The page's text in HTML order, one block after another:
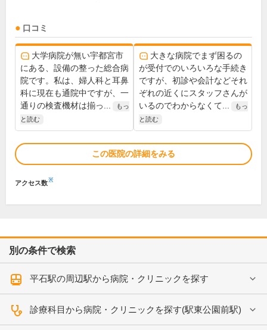
口コミ
大学病院が無い宇都宮市
にある、設備の整った総合病
院です。私は、婦人科と耳鼻
科に現在も通院中ですが、一
通りの検査機材は揃っ...
もっ
と読む
大きな病院でまず困るの
が受付でのいろいろな手続き
ですが、初診や会計などそれ
ぞれの近くにスタッフさんが
いるのでわからなくて...
もっ
と読む
この医院の詳細をみる
アクセス数※
別の条件で検索
平石駅の周辺駅から病院・クリニックを探す
診療科目から病院・クリニックを探す(駅東公園前駅)